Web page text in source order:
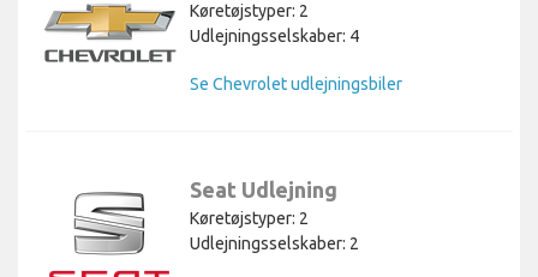
Køretøjstyper: 2
Udlejningsselskaber: 4
Se Chevrolet udlejningsbiler
Seat Udlejning
Køretøjstyper: 2
Udlejningsselskaber: 2